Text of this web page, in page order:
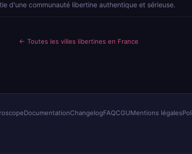
d'une communauté libertine authentique et sérieuse.
← Toutes les villes libertines en France
DocumentationChangelogFAQCGUMentions légales